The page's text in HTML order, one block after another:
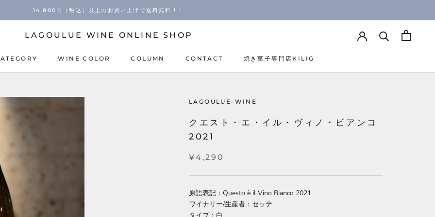
14,800円（税込）以上のお買い上げで送料無料！！
WINE COLOR
COLUMN
CONTACT
焼き菓子専門店KILIG
LAGOULUE WINE ONLINE SHOP
LAGOULUE-WINE
クエスト・エ・イル・ヴィノ・ビアンコ
2021
¥4,290
原語表記：Questo è il Vino Bianco 2021
ワイナリー/生産者：セッテ